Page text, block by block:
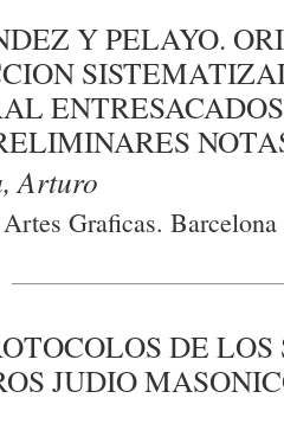
Y PELAYO.
Arturo
Graficas.
DE
JUDIO